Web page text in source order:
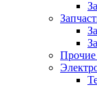
Прочие